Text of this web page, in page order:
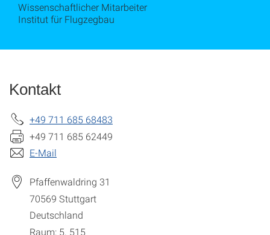
Wissenschaftlicher Mitarbeiter
Institut für Flugzegbau
Kontakt
+49 711 685 68483
+49 711 685 62449
E-Mail
Pfaffenwaldring 31
70569 Stuttgart
Deutschland
Raum: 5. 515